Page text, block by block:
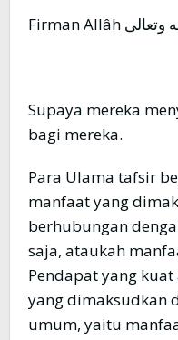
Supaya mereka
bagi mereka.
Para Ulama tafsir
manfaat yang
berhubungan
saja, ataukah
Pendapat yang
yang dimaksudkan
umum, yaitu